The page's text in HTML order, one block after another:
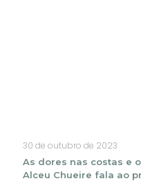
30 de outubro de 2023
As dores nas costas e
Alceu Chueire fala ao